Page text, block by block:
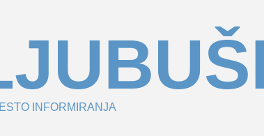
INFORMIRANJA